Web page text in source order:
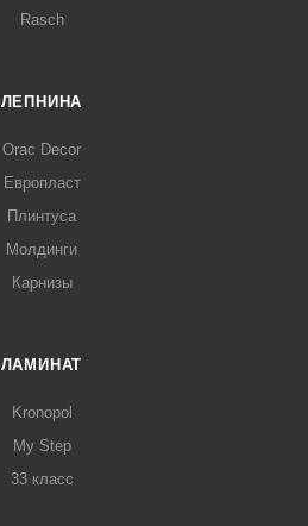
Rasch
ЛЕПНИНА
Orac Decor
Европласт
Плинтуса
Молдинги
Карнизы
ЛАМИНАТ
Kronopol
My Step
33 класс